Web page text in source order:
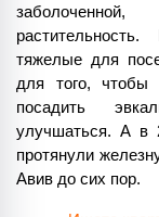
тяжелые для
для того, чтобы
посадить
улучшаться. А в
протянули
Авив до сих пор.